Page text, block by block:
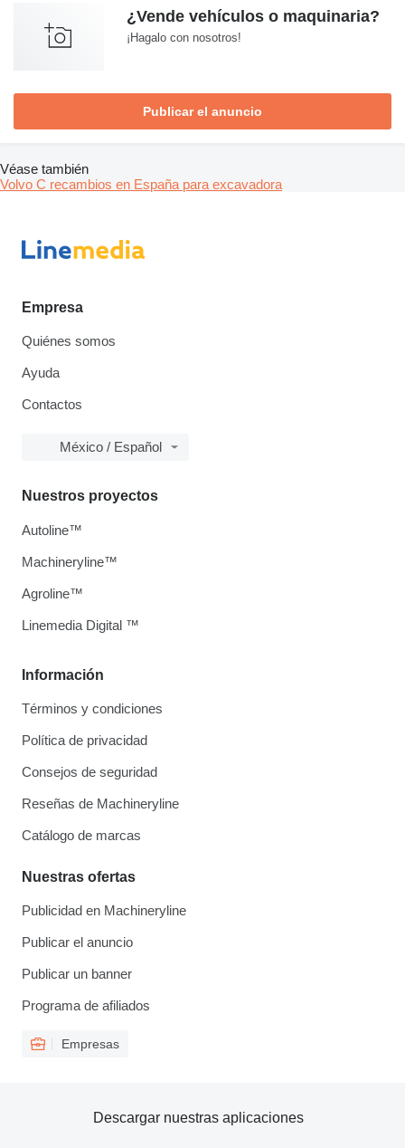
¿Vende vehículos o maquinaria?
¡Hagalo con nosotros!
Publicar el anuncio
Véase también
Volvo C recambios en España para excavadora
Empresa
Quiénes somos
Ayuda
Contactos
México / Español
Información
Términos y condiciones
Política de privacidad
Consejos de seguridad
Reseñas de Machineryline
Catálogo de marcas
Nuestras ofertas
Publicidad en Machineryline
Publicar el anuncio
Publicar un banner
Programa de afiliados
Empresas
Nuestros proyectos
Autoline™
Machineryline™
Agroline™
Linemedia Digital ™
Descargar nuestras aplicaciones